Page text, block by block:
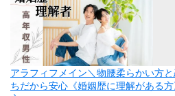
アラフィフメイン＼物腰柔らかい方
ちだから安心《婚姻歴に理解がある